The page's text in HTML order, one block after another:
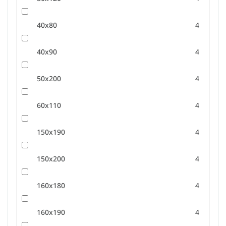
40x80 4
40x90 4
50x200 4
60x110 4
150x190 4
150x200 4
160x180 4
160x190 4